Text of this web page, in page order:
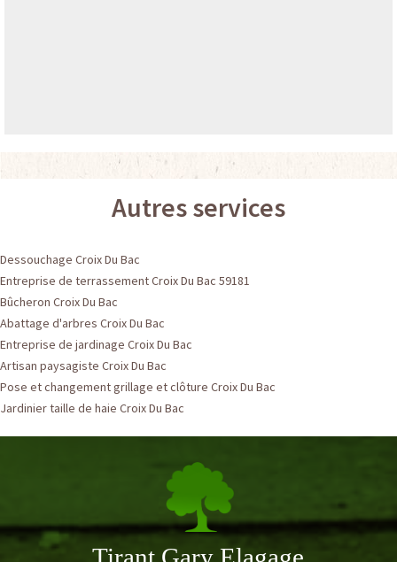
Autres services
Dessouchage Croix Du Bac
Entreprise de terrassement Croix Du Bac 59181
Bûcheron Croix Du Bac
Abattage d'arbres Croix Du Bac
Entreprise de jardinage Croix Du Bac
Artisan paysagiste Croix Du Bac
Pose et changement grillage et clôture Croix Du Bac
Jardinier taille de haie Croix Du Bac